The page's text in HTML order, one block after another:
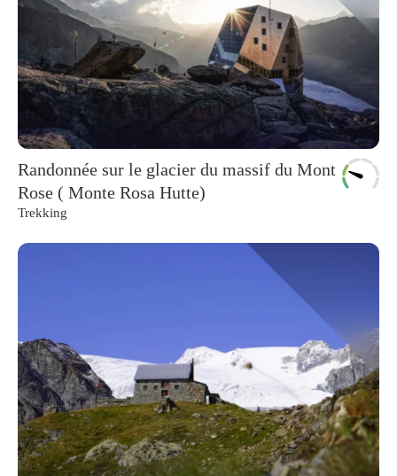
Randonnée sur le glacier du massif du Mont
Rose ( Monte Rosa Hutte)
Trekking